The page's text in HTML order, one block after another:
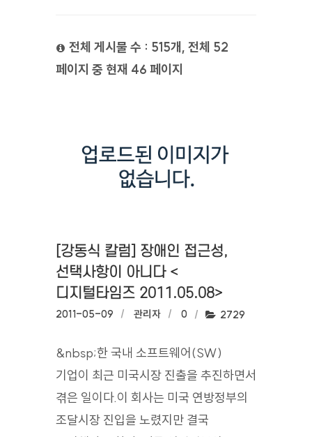
전체 게시물 수 : 515개, 전체 52
페이지 중 현재 46 페이지
[강동식 칼럼] 장애인 접근성,
선택사항이 아니다 <
디지털타임즈 2011.05.08>
작성일:
2011-05-09 작성자:
관리자 댓글수:
0 조회수:
2729
&nbsp;한 국내 소프트웨어(SW)
기업이 최근 미국시장 진출을 추진하면서
겪은 일이다.이 회사는 미국 연방정부의
조달시장 진입을 노렸지만 결국